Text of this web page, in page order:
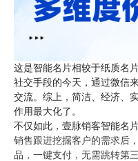
这是智能名片相较于纸质名
社交手段的今天，通过微信
交流。综上，简洁、经济、
作用最大化了。
不仅如此，壹脉销客智能名
销售跟进挖掘客户的需求后
品，一键支付，无需跳转第